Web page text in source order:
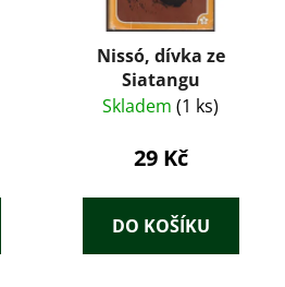
Nissó, dívka ze
Siatangu
Skladem (1 ks)
29 Kč
DO KOŠÍKU